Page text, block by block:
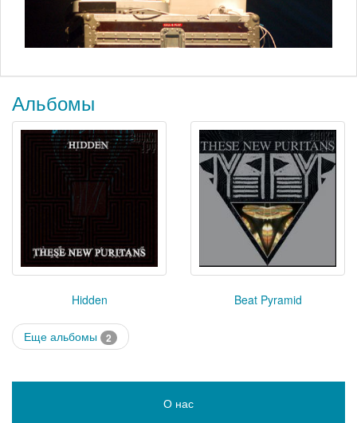
Альбомы
Hidden Beat Pyramid
Еще альбомы 2
О нас